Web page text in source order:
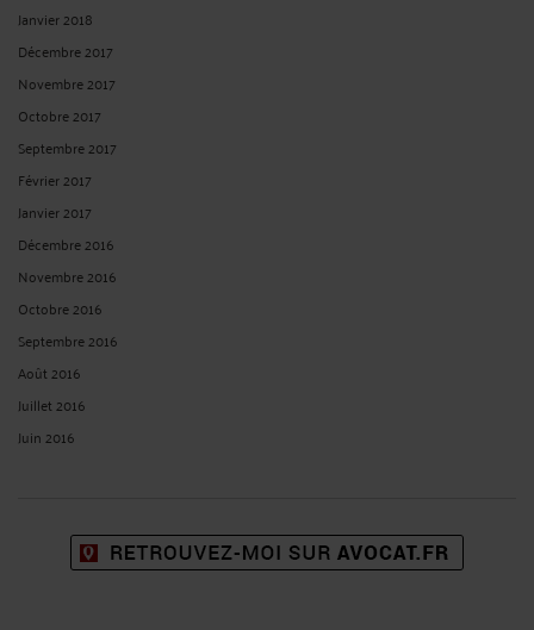
Janvier 2018
Décembre 2017
Novembre 2017
Octobre 2017
Septembre 2017
Février 2017
Janvier 2017
Décembre 2016
Novembre 2016
Octobre 2016
Septembre 2016
Août 2016
Juillet 2016
Juin 2016